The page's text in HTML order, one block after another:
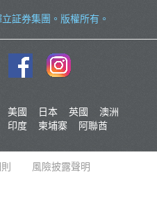
証券集團 。版權所有。
美國 日本 英國
澳洲
印度 柬埔寨
阿聯酋
風險披露聲明